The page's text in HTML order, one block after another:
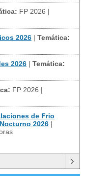
FP 2026 |
2026 | Temática:
2026 | Temática:
FP 2026 |
de Frio
2026 |
›